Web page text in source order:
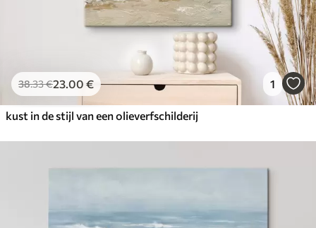
38.33€23.00 € 1
kust in de stijl van een olieverfschilderij